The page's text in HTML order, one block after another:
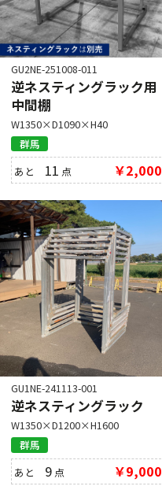
GU2NE-251008-011
逆ネスティングラック用
中間棚
W1350×D1090×H40
群馬
あと 11 点 ￥2,000
GU1NE-241113-001
逆ネスティングラック
W1350×D1200×H1600
群馬
あと 9 点 ￥9,000